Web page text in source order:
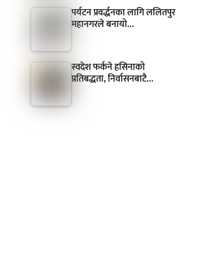
पर्यटन प्रवर्द्धनका लागि ललितपुर
महानगरले बनायो…
स्वदेश फर्कने हसिनाको
प्रतिबद्धता, निर्वासनबाटै…